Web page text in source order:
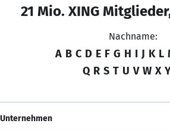
21 Mio. XING
Nachname:
A B C D E F G H I J K L
Q R S T U V W X
Unternehmen